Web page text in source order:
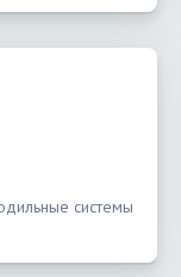
системы